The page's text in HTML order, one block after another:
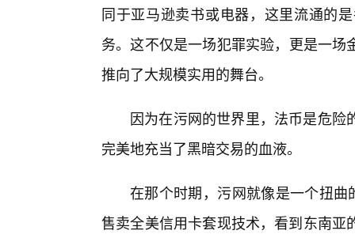
同于亚马逊卖书或电器，这里流通的
务。这不仅是一场犯罪实验，更是一
推向了大规模实用的舞台。
因为在污网的世界里，法币是危
完美地充当了黑暗交易的血液。
在那个时期，污网就像是一个扭曲
售卖全美信用卡套现技术，看到东南